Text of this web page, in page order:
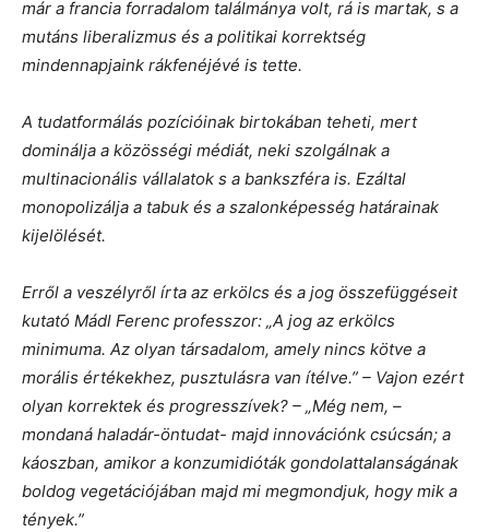
már a francia forradalom találmánya volt, rá is martak, s a
mutáns liberalizmus és a politikai korrektség
mindennapjaink rákfenéjévé is tette.
A tudatformálás pozícióinak birtokában teheti, mert
dominálja a közösségi médiát, neki szolgálnak a
multinacionális vállalatok s a bankszféra is. Ezáltal
monopolizálja a tabuk és a szalonképesség határainak
kijelölését.
Erről a veszélyről írta az erkölcs és a jog összefüggéseit
kutató Mádl Ferenc professzor: „A jog az erkölcs
minimuma. Az olyan társadalom, amely nincs kötve a
morális értékekhez, pusztulásra van ítélve.” – Vajon ezért
olyan korrektek és progresszívek? – „Még nem, –
mondaná haladár-öntudat- majd innovációnk csúcsán; a
káoszban, amikor a konzumidióták gondolattalanságának
boldog vegetációjában majd mi megmondjuk, hogy mik a
tények.”